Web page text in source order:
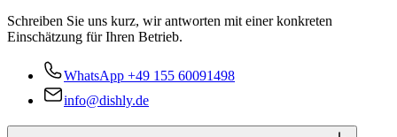
Schreiben Sie uns kurz, wir antworten mit einer konkreten
Einschätzung für Ihren Betrieb.
WhatsApp +49 155 60091498
info@dishly.de